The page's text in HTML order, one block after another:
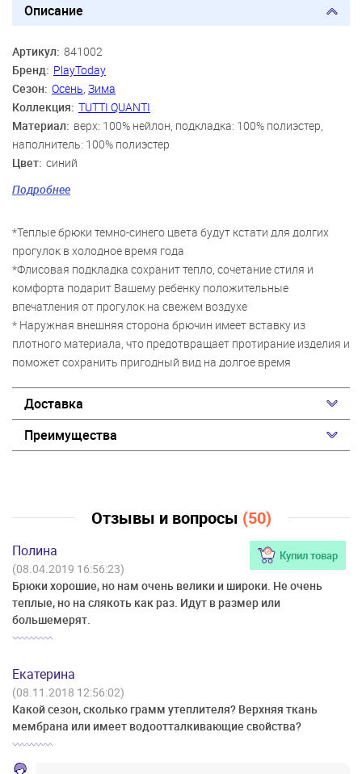
Описание
Артикул: 841002
Бренд: PlayToday
Сезон: Осень Зима
Коллекция: TUTTI QUANTI
Материал: верх: 100% нейлон, подкладка: 100% полиэстер,
наполнитель: 100% полиэстер
Цвет: синий
Пол: Мальчики
Подробнее
*Теплые брюки темно-синего цвета будут кстати для долгих
прогулок в холодное время года
*Флисовая подкладка сохранит тепло, сочетание стиля и
комфорта подарит Вашему ребенку положительные
впечатления от прогулок на свежем воздухе
* Наружная внешняя сторона брючин имеет вставку из
плотного материала, что предотвращает протирание изделия и
поможет сохранить пригодный вид на долгое время
Доставка
Преимущества
Отзывы и вопросы (50)
Полина Купил товар
(08.04.2019 16:56:23)
Брюки хорошие, но нам очень велики и широки. Не очень
теплые, но на слякоть как раз. Идут в размер или
большемерят.
Екатерина
(08.11.2018 12:56:02)
Какой сезон, сколько грамм утеплителя? Верхняя ткань
мембрана или имеет водоотталкивающие свойства?